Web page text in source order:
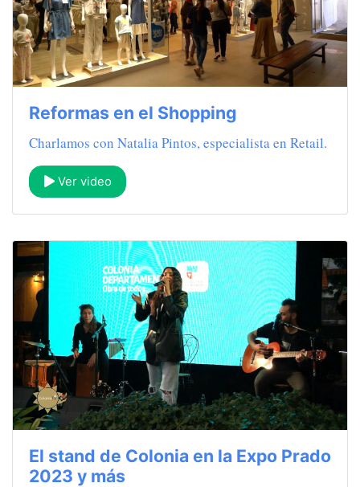
Reformas en el Shopping
Charlamos con Natalia Pintos, especialista en Retail.
Ver video
El stand de Colonia en la Expo Prado
2023 y más